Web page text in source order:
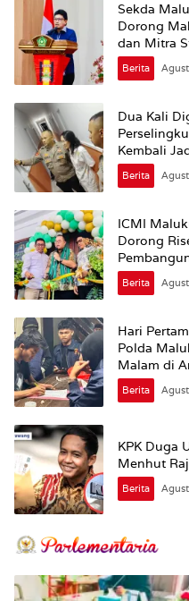
Sekda
Dorong
dan Mitra
Berita
Dua Kali
Kembali
Berita
ICMI
Dorong
Berita
Hari
Polda
Malam di
Berita
KPK Duga
Menhut
Berita